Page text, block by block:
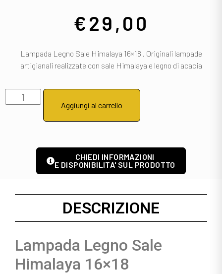
€29,00
Lampada Legno Sale Himalaya 16×18 , Originali lampade
artigianali realizzate con sale Himalaya e legno di acacia
Aggiungi al carrello
CHIEDI INFORMAZIONI
E DISPONIBILITA' SUL PRODOTTO
DESCRIZIONE
Lampada Legno Sale
Himalaya 16×18